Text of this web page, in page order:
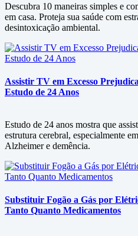
Descubra 10 maneiras simples e
em casa. Proteja sua saúde com
desintoxicação ambiental.
Assistir TV em Excesso
Estudo de 24 Anos
Estudo de 24 anos mostra que
estrutura cerebral, especialmente
Alzheimer e demência.
Substituir Fogão a Gás por
Tanto Quanto Medicamentos